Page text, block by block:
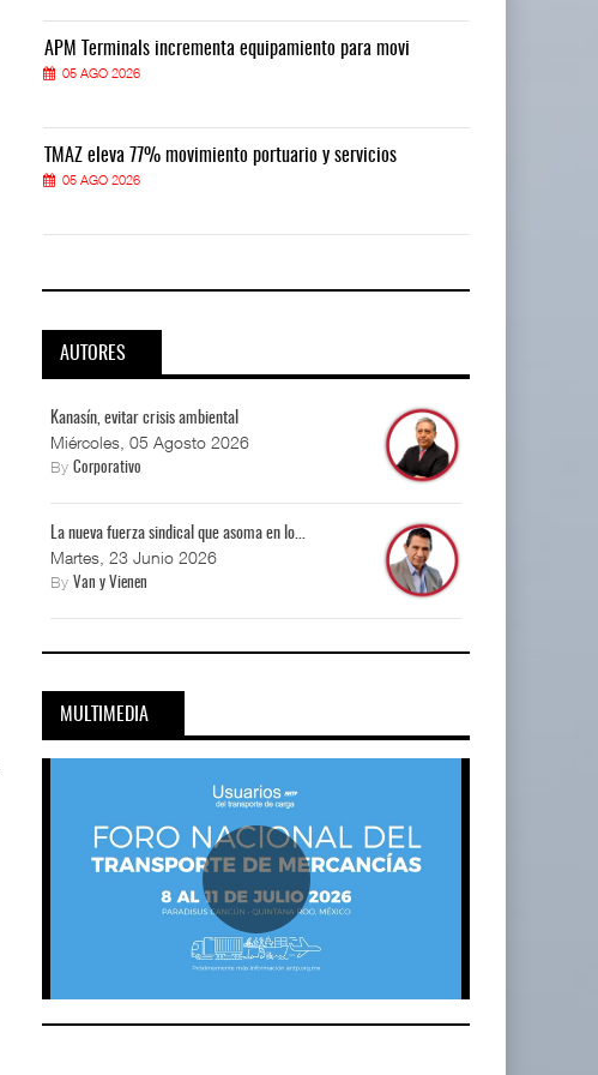
APM Terminals incrementa equipamiento para movi
05 AGO 2026
TMAZ eleva 77% movimiento portuario y servicios
05 AGO 2026
AUTORES
Kanasín, evitar crisis ambiental
Miércoles, 05 Agosto 2026
ByCorporativo
La nueva fuerza sindical que asoma en lo...
Martes, 23 Junio 2026
ByVan y Vienen
MULTIMEDIA